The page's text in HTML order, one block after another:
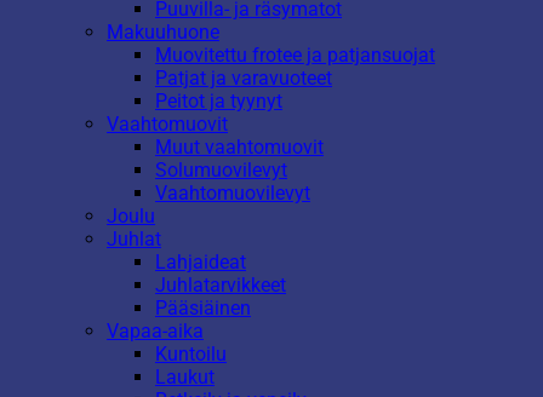
Puuvilla- ja räsymatot
Makuuhuone
Muovitettu frotee ja patjansuojat
Patjat ja varavuoteet
Peitot ja tyynyt
Vaahtomuovit
Muut vaahtomuovit
Solumuovilevyt
Vaahtomuovilevyt
Joulu
Juhlat
Lahjaideat
Juhlatarvikkeet
Pääsiäinen
Vapaa-aika
Kuntoilu
Laukut